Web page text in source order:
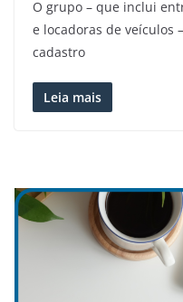
O grupo – que inclui
e locadoras de veículos
cadastro
Leia mais